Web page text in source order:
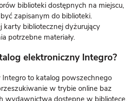
biblioteki dostępnych na miejscu,
zapisanym do biblioteki.
karty bibliotecznej dyżurujący
potrzebne materiały.
elektroniczny Integro?
Integro to katalog powszechnego
w trybie online baz
wydawnictwa dostępne w bibliotece,